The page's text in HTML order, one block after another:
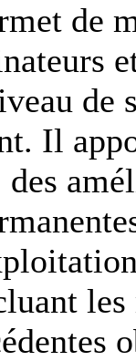
de
de
Il
des
les